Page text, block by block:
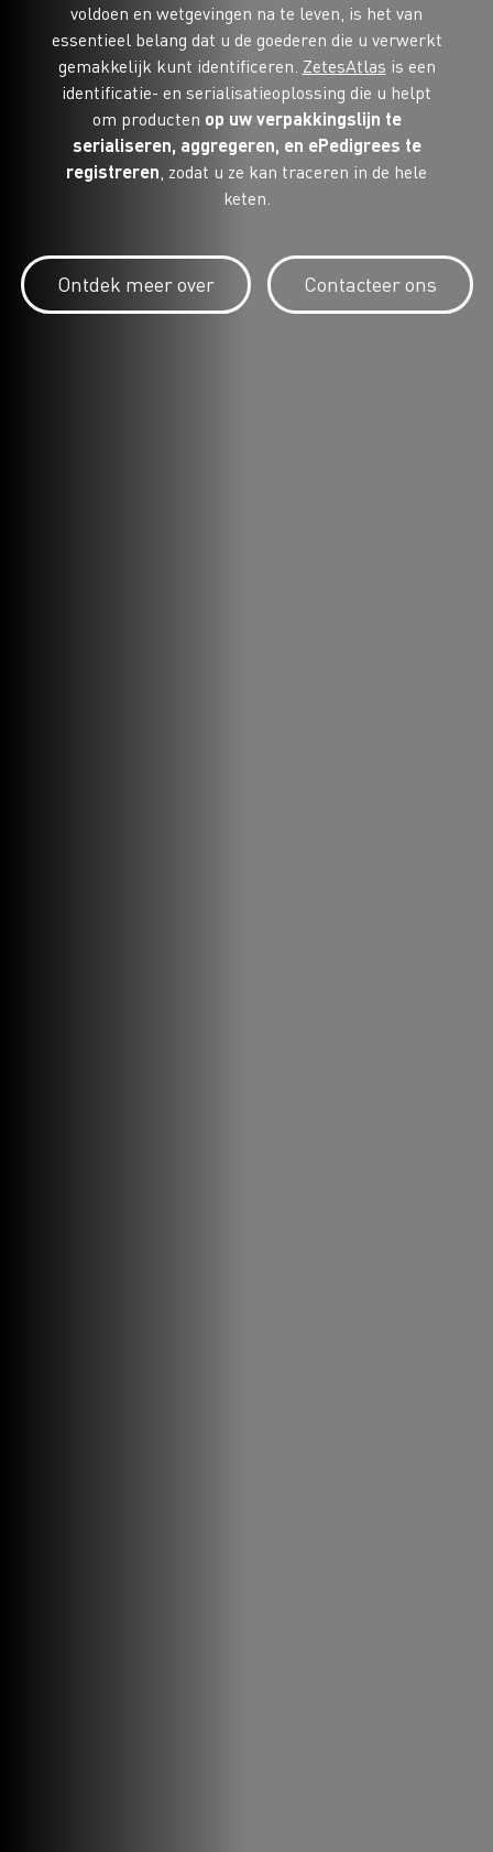
voldoen en wetgevingen na te leven, is het van
essentieel belang dat u de goederen die u verwerkt
gemakkelijk kunt identificeren. ZetesAtlas is een
identificatie- en serialisatieoplossing die u helpt
om producten op uw verpakkingslijn te
serialiseren, aggregeren, en ePedigrees te
registreren, zodat u ze kan traceren in de hele
keten.
Ontdek meer over Contacteer ons